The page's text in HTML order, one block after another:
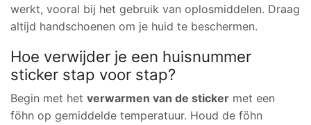
werkt, vooral bij het gebruik van oplosmiddelen. Draag
altijd handschoenen om je huid te beschermen.
Hoe verwijder je een huisnummer
sticker stap voor stap?
Begin met het verwarmen van de sticker met een
föhn op gemiddelde temperatuur. Houd de föhn